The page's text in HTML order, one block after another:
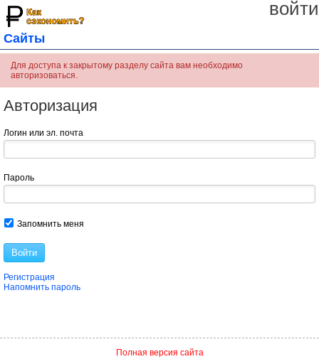
войти
Сайты
Для доступа к закрытому разделу сайта вам необходимо
авторизоваться.
Авторизация
Логин или эл. почта
Пароль
Запомнить меня
Войти
Регистрация
Напомнить пароль
Полная версия сайта